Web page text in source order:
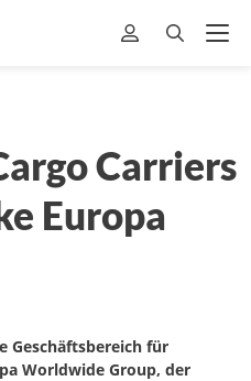
Carriers
Europa
Geschäftsbereich für
Worldwide Group, der